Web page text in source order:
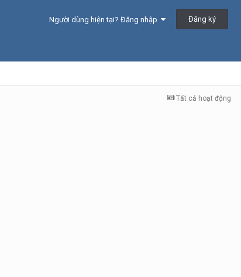
Người dùng hiện tại? Đăng nhập Đăng ký
Tất cả hoạt động